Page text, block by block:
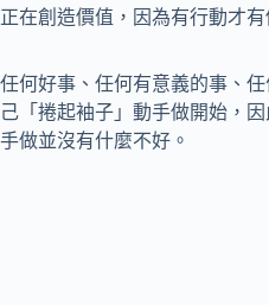
正在創造價值，因為有行動才有
任何好事、任何有意義的事、
己「捲起袖子」動手做開始，
手做並沒有什麼不好。